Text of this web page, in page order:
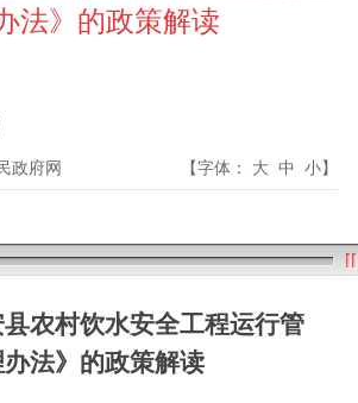
法》的政策解读
政府网 【字体： 大 中 小】
县农村饮水安全工程运行管
法》的政策解读